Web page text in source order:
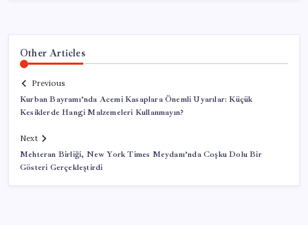
Other Articles
Previous
Kurban Bayramı’nda Acemi Kasaplara Önemli Uyarılar: Küçük
Kesiklerde Hangi Malzemeleri Kullanmayın?
Next
Mehteran Birliği, New York Times Meydanı’nda Coşku Dolu Bir
Gösteri Gerçekleştirdi